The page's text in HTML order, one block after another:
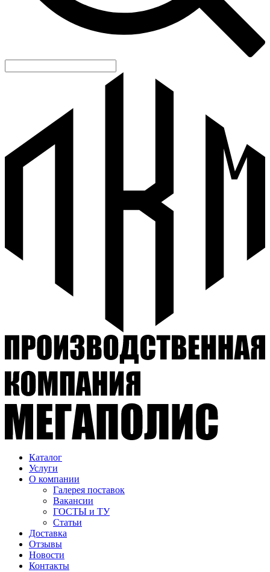
Каталог
Услуги
О компании
Галерея поставок
Вакансии
ГОСТЫ и ТУ
Статьи
Доставка
Отзывы
Новости
Контакты